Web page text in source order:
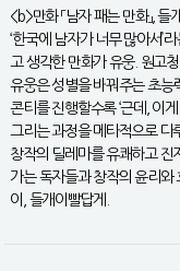
<b>만화 「남자 패는 만화」, 들
‘한국에 남자가 너무 많아서’
고 생각한 만화가 유웅. 원고
유웅은 성별을 바꿔주는 초능
콘티를 진행할수록 ‘근데, 이
그리는 과정을 메타적으로 다
창작의 딜레마를 유쾌하고 진
가는 독자들과 창작의 윤리와
이, 들개이빨답게.